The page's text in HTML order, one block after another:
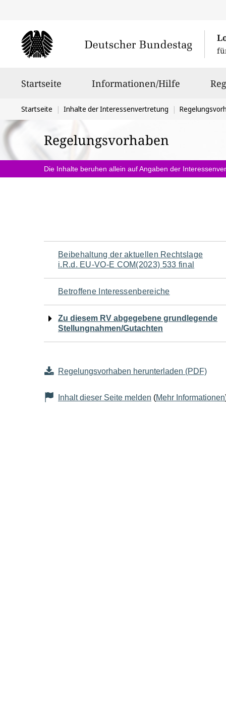
Startseite Informationen/Hilfe
Sie
befinden
sich
hier:
Startseite Inhalte der Interessenvertretung
Regelungsvorhaben
Die Inhalte beruhen allein auf Angaben der
Navigation
für
den
Seiteninhalt
Beibehaltung der aktuellen Rechtslage
i.R.d. EU-VO-E COM(2023) 533 final
Betroffene Interessenbereiche
Zu diesem RV abgegebene grundlegende
Stellungnahmen/Gutachten
Regelungsvorhaben herunterladen (PDF)
Inhalt dieser Seite melden (Mehr Informationen